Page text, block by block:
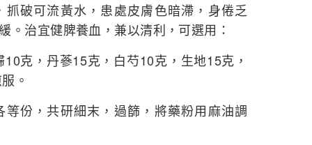
破可流黃水，患處皮膚色暗滯，身倦乏
。治宜健脾養血，兼以清利，可選用：
克，丹蔘15克，白芍10克，生地15克，
。
份，共研細末，過篩，將藥粉用麻油調